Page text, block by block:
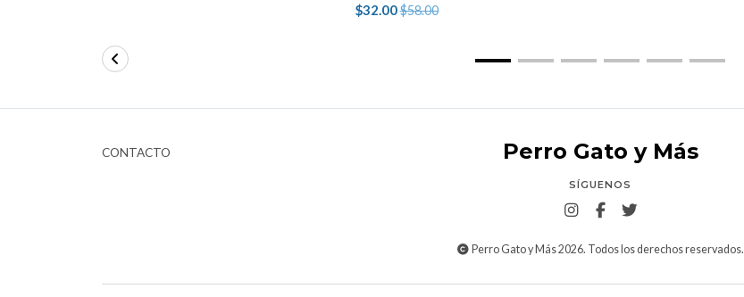
$32.00$58.00
Perro Gato y Más
SÍGUENOS
Perro Gato y Más 2026. Todos los derechos reservados.
CONTACTO